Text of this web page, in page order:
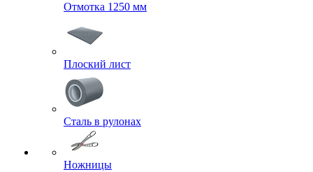
Отмотка 1250 мм
Плоский лист
Сталь в рулонах
Ножницы